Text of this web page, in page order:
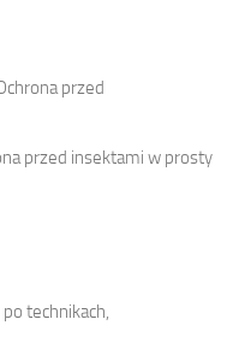
przed
przed insektami w prosty
technikach,